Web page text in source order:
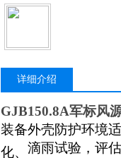
详细介绍
GJB150.8A军标风
装备外壳防护环境
化、 滴雨试验，评